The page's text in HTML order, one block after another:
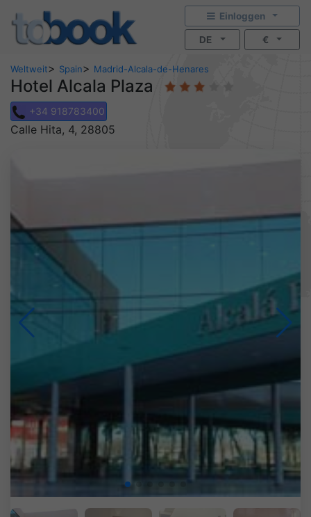
Einloggen
DE €
Weltweit> Spain> Madrid-Alcala-de-Henares
Hotel Alcala Plaza
+34 918783400
Calle Hita, 4, 28805